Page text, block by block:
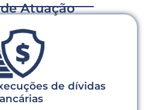
Atuação
de dívidas